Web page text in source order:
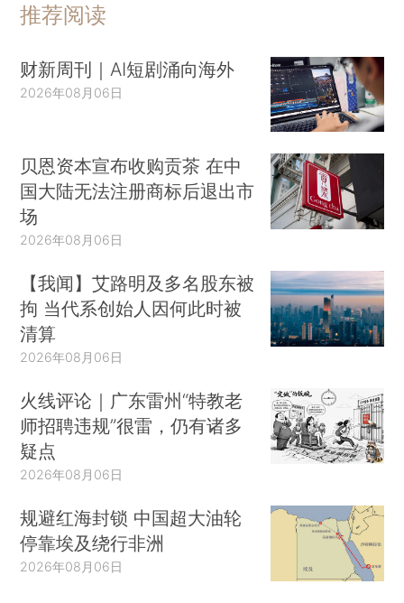
推荐阅读
财新周刊｜AI短剧涌向海外
2026年08月06日
贝恩资本宣布收购贡茶 在中
国大陆无法注册商标后退出市
场
2026年08月06日
【我闻】艾路明及多名股东被
拘 当代系创始人因何此时被
清算
2026年08月06日
火线评论｜广东雷州“特教老
师招聘违规”很雷，仍有诸多
疑点
2026年08月06日
规避红海封锁 中国超大油轮
停靠埃及绕行非洲
2026年08月06日